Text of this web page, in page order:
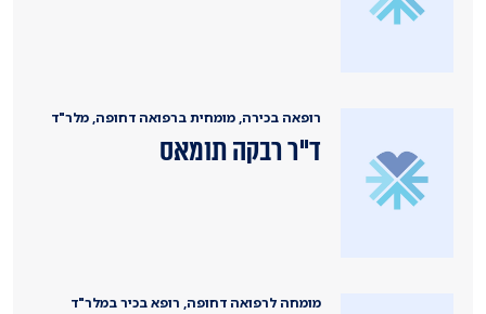
רופאה בכירה, מומחית ברפואה דחופה, מלר"ד
ד"ר רבקה תומאס
מומחה לרפואה דחופה, רופא בכיר במלר"ד